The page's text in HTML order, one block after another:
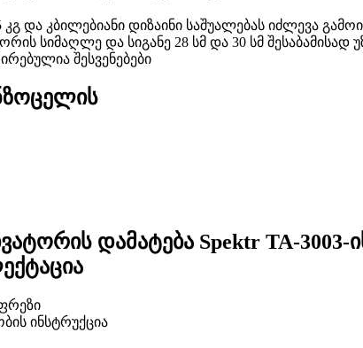
კგ და კბილებიანი დიზაინი საშუალებას იძლევა
სიმაღლე და სიგანე 28 სმ და 30 სმ
შესვენებები
დამატება Spektr TA-3003-
ინსტრუქცია